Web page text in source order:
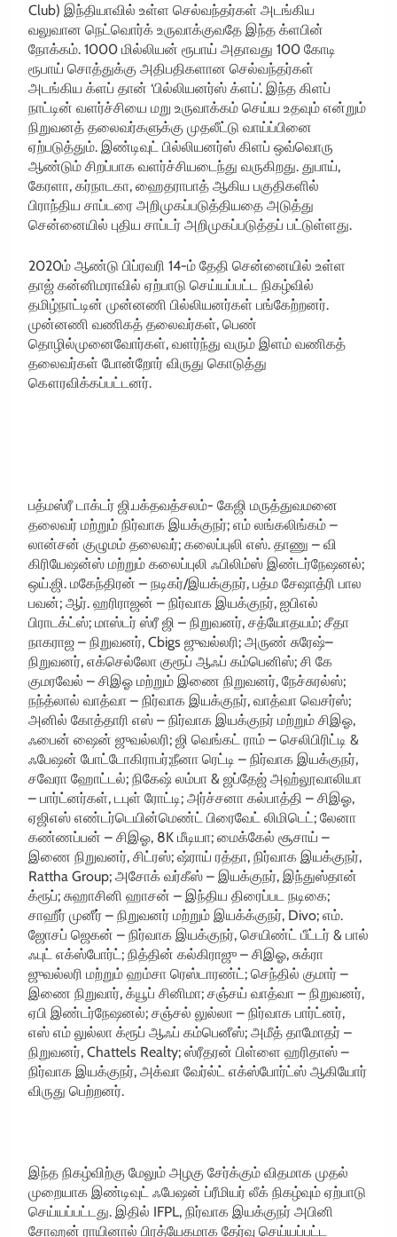
Club) இந்தியாவில் உள்ள செல்வந்தர்கள் அடங்கிய
வலுவான நெட்வொர்க் உருவாக்குவதே இந்த க்ளபின்
நோக்கம். 1000 மில்லியன் ரூபாய் அதாவது 100 கோடி
ரூபாய் சொத்துக்கு அதிபதிகளான செல்வந்தர்கள்
அடங்கிய க்ளப் தான் ‘பில்லியனர்ஸ் க்ளப்’. இந்த கிளப்
நாட்டின் வளர்ச்சியை மறு உருவாக்கம் செய்ய உதவும் என்றும்
நிறுவனத் தலைவர்களுக்கு முதலீட்டு வாய்ப்பினை
ஏற்படுத்தும். இண்டிவுட் பில்லியனர்ஸ் கிளப் ஒவ்வொரு
ஆண்டும் சிறப்பாக வளர்ச்சியடைந்து வருகிறது. துபாய்,
கேரளா, கர்நாடகா, ஹைதராபாத் ஆகிய பகுதிகளில்
பிராந்திய சாப்டரை அறிமுகப்படுத்தியதை அடுத்து
சென்னையில் புதிய சாப்டர் அறிமுகப்படுத்தப் பட்டுள்ளது.
2020ம் ஆண்டு பிப்ரவரி 14-ம் தேதி சென்னையில் உள்ள
தாஜ் கன்னிமராவில் ஏற்பாடு செய்யப்பட்ட நிகழ்வில்
தமிழ்நாட்டின் முன்னணி பில்லியனர்கள் பங்கேற்றனர்.
முன்னணி வணிகத் தலைவர்கள், பெண்
தொழில்முனைவோர்கள், வளர்ந்து வரும் இளம் வணிகத்
தலைவர்கள் போன்றோர் விருது கொடுத்து
கௌரவிக்கப்பட்டனர்.
பத்மஸ்ரீ டாக்டர் ஜி.பக்தவத்சலம்- கேஜி மருத்துவமனை
தலைவர் மற்றும் நிர்வாக இயக்குநர்; எம் லங்கலிங்கம் –
லான்சன் குழுமம் தலைவர்; கலைப்புலி எஸ். தாணு – வி
கிரியேஷன்ஸ் மற்றும் கலைப்புலி ஃபிலிம்ஸ் இண்டர்நேஷனல்;
ஒய்.ஜி. மகேந்திரன் – நடிகர்/இயக்குநர், பத்ம சேஷாத்ரி பால
பவன்; ஆர். ஹரிராஜன் – நிர்வாக இயக்குநர், ஐபிஎல்
பிராடக்ட்ஸ்; மாஸ்டர் ஸ்ரீ ஜி – நிறுவனர், சத்யோதயம்; சீதா
நாகராஜ – நிறுவனர், Cbigs ஜுவல்லரி; அருண் சுரேஷ்–
நிறுவனர், எக்செல்லோ குரூப் ஆஃப் கம்பெனிஸ்; சி கே
குமரவேல் – சிஇஓ மற்றும் இணை நிறுவனர், நேச்சுரல்ஸ்;
நந்த்லால் வாத்வா – நிர்வாக இயக்குநர், வாத்வா வெசர்ஸ்;
அனில் கோத்தாரி எஸ் – நிர்வாக இயக்குநர் மற்றும் சிஇஓ,
ஃபைன் ஷைன் ஜுவல்லரி; ஜி வெங்கட் ராம் – செலிபிரிட்டி &
ஃபேஷன் போட்டோகிராபர்;நீனா ரெட்டி – நிர்வாக இயக்குநர்,
சவேரா ஹோட்டல்; நிகேஷ் லம்பா & ஜப்தேஜ் அஹ்லூவாலியா
– பார்ட்னர்கள், டபுள் ரோட்டி; அர்ச்சனா கல்பாத்தி – சிஇஓ,
ஏஜிஎஸ் எண்டர்டெயின்மெண்ட் பிரைவேட் லிமிடெட்; லேனா
கண்ணப்பன் – சிஇஓ, 8K மீடியா; மைக்கேல் சூசாய் –
இணை நிறுவனர், சிட்ரஸ்; ஷ்ராய் ரத்தா, நிர்வாக இயக்குநர்,
Rattha Group; அசோக் வர்கீஸ் – இயக்குநர், இந்துஸ்தான்
க்ரூப்; சுஹாசினி ஹாசன் – இந்திய திரைப்பட நடிகை;
சாஹீர் முனீர் – நிறுவனர் மற்றும் இயக்க்குநர், Divo; எம்.
ஜோசப் ஜெகன் – நிர்வாக இயக்குநர், செயிண்ட் பீட்டர் & பால்
ஃபுட் எக்ஸ்போர்ட்; நித்தின் கல்கிராஜு – சிஇஓ, சுக்ரா
ஜுவல்லரி மற்றும் ஹம்சா ரெஸ்டாரண்ட்; செந்தில் குமார் –
இணை நிறுவார், க்யூப் சினிமா; சஞ்சய் வாத்வா – நிறுவனர்,
ஏபி இண்டர்நேஷனல்; சஞ்சல் லுல்லா – நிர்வாக பார்ட்னர்,
எஸ் எம் லுல்லா க்ரூப் ஆஃப் கம்பெனீஸ்; அமீத் தாமோதர் –
நிறுவனர், Chattels Realty; ஸ்ரீதரன் பிள்ளை ஹரிதாஸ் –
நிர்வாக இயக்குநர், அக்வா வேர்ல்ட் எக்ஸ்போர்ட்ஸ் ஆகியோர்
விருது பெற்றனர்.
இந்த நிகழ்விற்கு மேலும் அழகு சேர்க்கும் விதமாக முதல்
முறையாக இண்டிவுட் ஃபேஷன் ப்ரீமியர் லீக் நிகழ்வும் ஏற்பாடு
செய்யப்பட்டது. இதில் IFPL, நிர்வாக இயக்குநர் அபினி
சோஹன் ராயினால் பிரத்யேகமாக தேர்வு செய்யப்பட்ட